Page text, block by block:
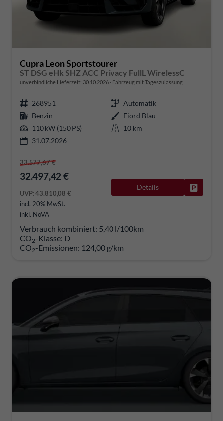
Cupra Leon Sportstourer
ST DSG eHk SHZ ACC Privacy FullL WirelessC
unverbindliche Lieferzeit: 30.10.2026 Fahrzeug mit Tageszulassung
268951
Automatik
Benzin
Fiord Blau
110 kW (150 PS)
10 km
31.07.2026
33.577,67 €
32.497,42 €
UVP:43.810,08 €
incl. 20% MwSt.
inkl. NoVA
Details
Verbrauch kombiniert: 5,40 l/100km
CO2-Klasse: D
CO2-Emissionen: 124,00 g/km